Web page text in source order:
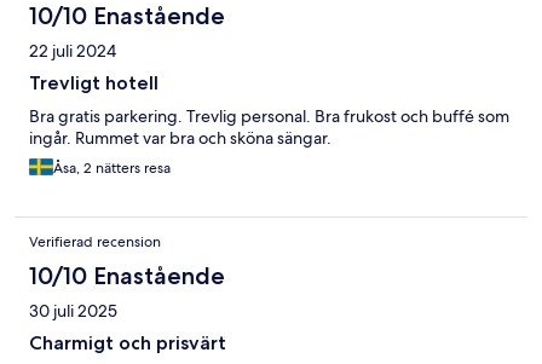
10/10 Enastående
22 juli 2024
Trevligt hotell
Bra gratis parkering. Trevlig personal. Bra frukost och buffé som
ingår. Rummet var bra och sköna sängar.
Åsa, 2 nätters resa
Verifierad recension
10/10 Enastående
30 juli 2025
Charmigt och prisvärt